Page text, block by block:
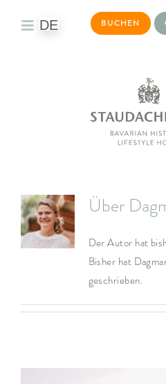
Toggle
TAGEN &
DE BUCHEN
Über
Der Autor hat
Bisher hat
geschrieben.